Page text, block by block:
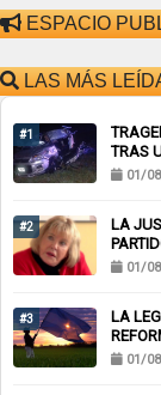
ESPACIO
LAS MÁS
#1
TRAS
01/
#2
LA
01/
#3
LA
01/